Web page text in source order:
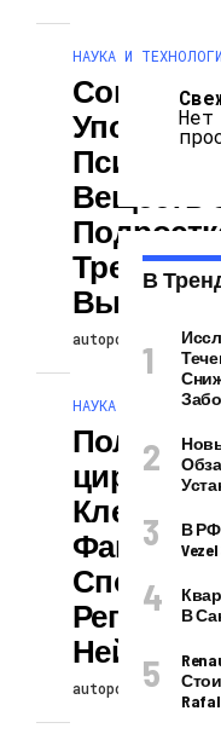
НАУКА И
Соцсети
Веществ
Выводы
autopodcast
НАУКА И
Клетки Как
Фактор
autopodcast
Нет
В
В РФ
В